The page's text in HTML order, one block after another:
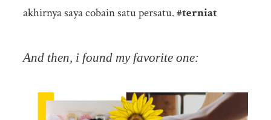
akhirnya saya cobain satu persatu.#terniat
And then, i found my favorite one: